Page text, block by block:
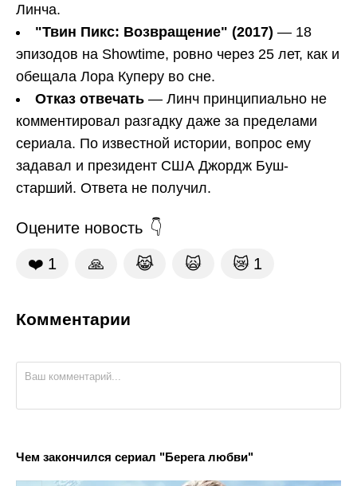
Линча.
"Твин Пикс: Возвращение" (2017) — 18
эпизодов на Showtime, ровно через 25 лет, как и
обещала Лора Куперу во сне.
Отказ отвечать — Линч принципиально не
комментировал разгадку даже за пределами
сериала. По известной истории, вопрос ему
задавал и президент США Джордж Буш-
старший. Ответа не получил.
Оцените новость
❤️ 1 🙏 😹 🙀 😿 1
Комментарии
Чем закончился сериал "Берега любви"